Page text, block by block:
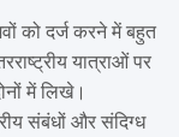
को दर्ज करने में बहुत
यात्राओं पर
में लिखे।
संबंधों और संदिग्ध